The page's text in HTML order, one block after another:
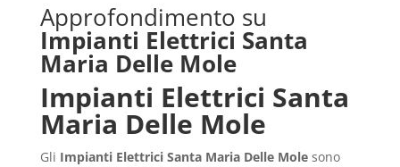
Approfondimento su
Impianti Elettrici Santa
Maria Delle Mole
Impianti Elettrici Santa
Maria Delle Mole
Gli Impianti Elettrici Santa Maria Delle Molesono